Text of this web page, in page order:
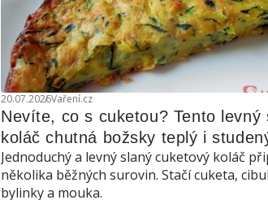
20.07.2026Vaření.cz
Nevíte, co s cuketou? Tento levný
koláč chutná božsky teplý i
Jednoduchý a levný slaný cuketový koláč
několika běžných surovin. Stačí cuketa,
bylinky a mouka.